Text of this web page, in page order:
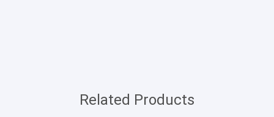
Related Products